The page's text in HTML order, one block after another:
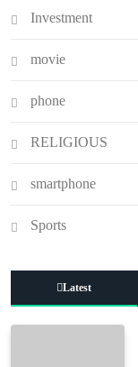
Investment
movie
phone
RELIGIOUS
smartphone
Sports
Latest